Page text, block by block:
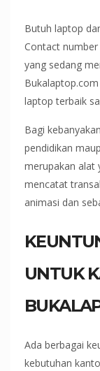
Butuh laptop
Contact
yang sedang
laptop terbaik
Bagi
pendidikan
merupakan alat
mencatat
animasi dan
UNTUK
Ada berbagai
kebutuhan